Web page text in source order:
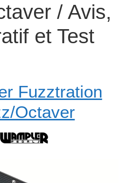
/ Avis,
et Test
Fuzztration
Octaver